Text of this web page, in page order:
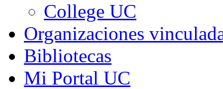
College UC
Organizaciones
Bibliotecas
Mi Portal UC